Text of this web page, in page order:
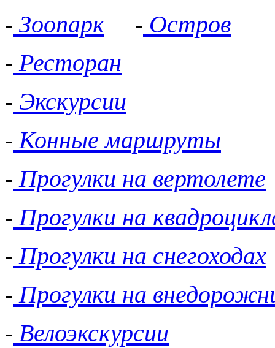
- Зоопарк - Остров
- Ресторан
- Экскурсии
- Конные маршруты
- Прогулки на вертолете
- Прогулки на
- Прогулки на снегоходах
- Прогулки на
- Велоэкскурсии